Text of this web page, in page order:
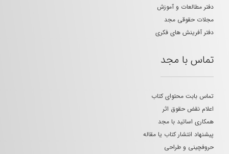
دفتر مطالعات و آموزش
مجلات حقوقی مجد
دفتر آفرینش های فکری
تماس با مجد
تماس بابت محتوای کتاب
اعلام نقض حقوق اثر
همکاری اساتید با مجد
پیشنهاد انتشار کتاب یا مقاله
حروفچینی و طراحی